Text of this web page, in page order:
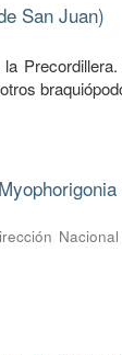
San Juan)